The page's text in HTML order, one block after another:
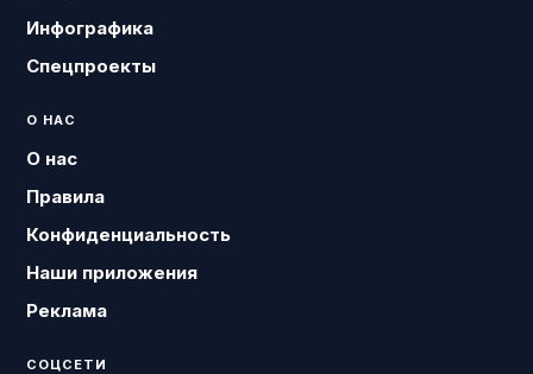
Инфографика
Спецпроекты
О НАС
О нас
Правила
Конфиденциальность
Наши приложения
Реклама
СОЦСЕТИ